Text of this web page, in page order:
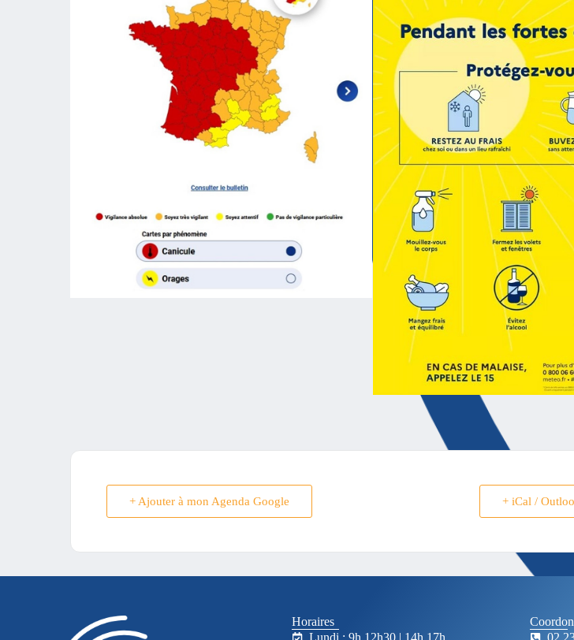
+ Ajouter à mon Agenda Google + iCal /
Horaires
Lundi : 9h 12h30 | 14h 17h
02